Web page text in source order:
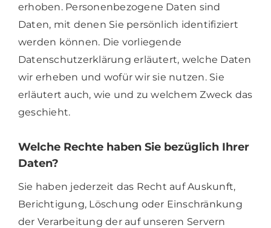
erhoben. Personenbezogene Daten sind
Daten, mit denen Sie persönlich identifiziert
werden können. Die vorliegende
Datenschutzerklärung erläutert, welche Daten
wir erheben und wofür wir sie nutzen. Sie
erläutert auch, wie und zu welchem Zweck das
geschieht.
Welche Rechte haben Sie bezüglich Ihrer
Daten?
Sie haben jederzeit das Recht auf Auskunft,
Berichtigung, Löschung oder Einschränkung
der Verarbeitung der auf unseren Servern